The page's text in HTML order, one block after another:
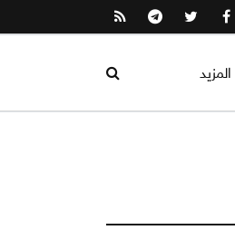
المزيد